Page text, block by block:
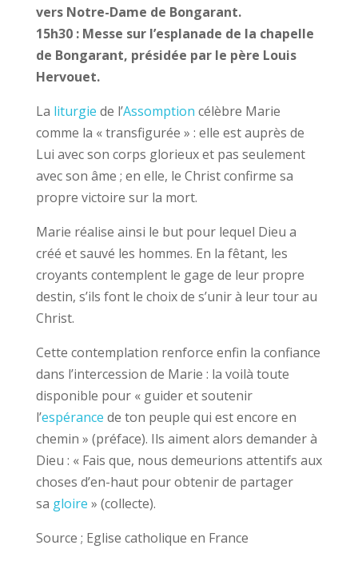
vers Notre-Dame de Bongarant.
15h30 : Messe sur l’esplanade de la chapelle
de Bongarant, présidée par le père Louis
Hervouet.
La liturgie de l’Assomption célèbre Marie
comme la « transfigurée » : elle est auprès de
Lui avec son corps glorieux et pas seulement
avec son âme ; en elle, le Christ confirme sa
propre victoire sur la mort.
Marie réalise ainsi le but pour lequel Dieu a
créé et sauvé les hommes. En la fêtant, les
croyants contemplent le gage de leur propre
destin, s’ils font le choix de s’unir à leur tour au
Christ.
Cette contemplation renforce enfin la confiance
dans l’intercession de Marie : la voilà toute
disponible pour « guider et soutenir
l’espérance de ton peuple qui est encore en
chemin » (préface). Ils aiment alors demander à
Dieu : « Fais que, nous demeurions attentifs aux
choses d’en-haut pour obtenir de partager
sa gloire » (collecte).
Source ; Eglise catholique en France